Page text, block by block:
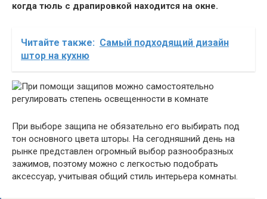
когда тюль с драпировкой находится на окне.
Читайте также: Самый подходящий дизайн
штор на кухню
При выборе защипа не обязательно его выбирать под
тон основного цвета шторы. На сегодняшний день на
рынке представлен огромный выбор разнообразных
зажимов, поэтому можно с легкостью подобрать
аксессуар, учитывая общий стиль интерьера комнаты.